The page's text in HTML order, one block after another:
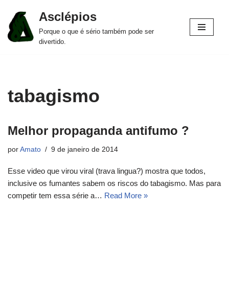
Pular
para
Asclépios
Porque o que é sério também pode ser
divertido.
tabagismo
Melhor propaganda antifumo ?
por Amato 9 de janeiro de 2014
Esse video que virou viral (trava lingua?) mostra que todos,
inclusive os fumantes sabem os riscos do tabagismo. Mas para
competir tem essa série a… Read More »